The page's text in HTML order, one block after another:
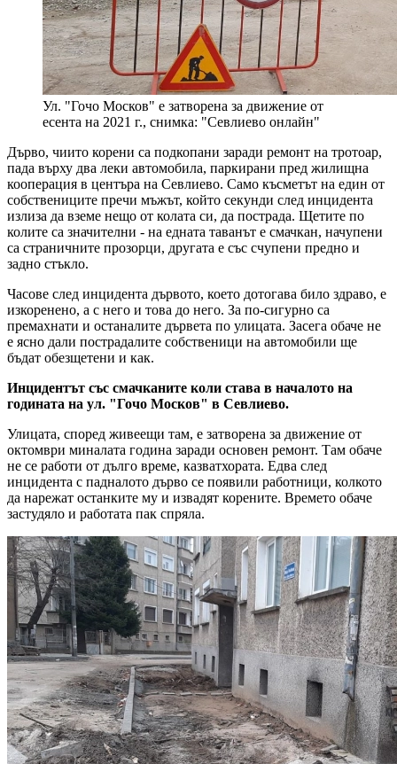
Ул. "Гочо Москов" е затворена за движение от
есента на 2021 г., снимка: "Севлиево онлайн"
Дърво, чиито корени са подкопани заради ремонт на тротоар,
пада върху два леки автомобила, паркирани пред жилищна
кооперация в центъра на Севлиево. Само късметът на един от
собствениците пречи мъжът, който секунди след инцидента
излиза да вземе нещо от колата си, да пострада. Щетите по
колите са значителни - на едната таванът е смачкан, начупени
са страничните прозорци, другата е със счупени предно и
задно стъкло.
Часове след инцидента дървото, което дотогава било здраво, е
изкоренено, а с него и това до него. За по-сигурно са
премахнати и останалите дървета по улицата. Засега обаче не
е ясно дали пострадалите собственици на автомобили ще
бъдат обезщетени и как.
Инцидентът със смачканите коли става в началото на
годината на ул. "Гочо Москов" в Севлиево.
Улицата, според живеещи там, е затворена за движение от
октомври миналата година заради основен ремонт. Там обаче
не се работи от дълго време, казватхората. Едва след
инцидента с падналото дърво се появили работници, колкото
да нарежат останките му и извадят корените. Времето обаче
застудяло и работата пак спряла.